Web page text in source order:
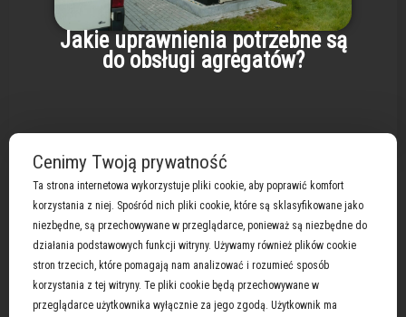
Jakie uprawnienia potrzebne są
do obsługi agregatów?
Obsługujemy marki :Atlas Copco|Briggs &
Stratton i Vanguard
| Cat | Cummins |Deutz
Doosan |Eisemann| Fogo |Himoinsa|Honda|
|John Deere|Kohler|Man|Mitsubishi|Mtu|
Cenimy Twoją prywatność
Ta strona internetowa wykorzystuje pliki cookie, aby poprawić komfort
korzystania z niej. Spośród nich pliki cookie, które są sklasyfikowane jako
niezbędne, są przechowywane w przeglądarce, ponieważ są niezbędne do
działania podstawowych funkcji witryny. Używamy również plików cookie
stron trzecich, które pomagają nam analizować i rozumieć sposób
korzystania z tej witryny. Te pliki cookie będą przechowywane w
przeglądarce użytkownika wyłącznie za jego zgodą. Użytkownik ma